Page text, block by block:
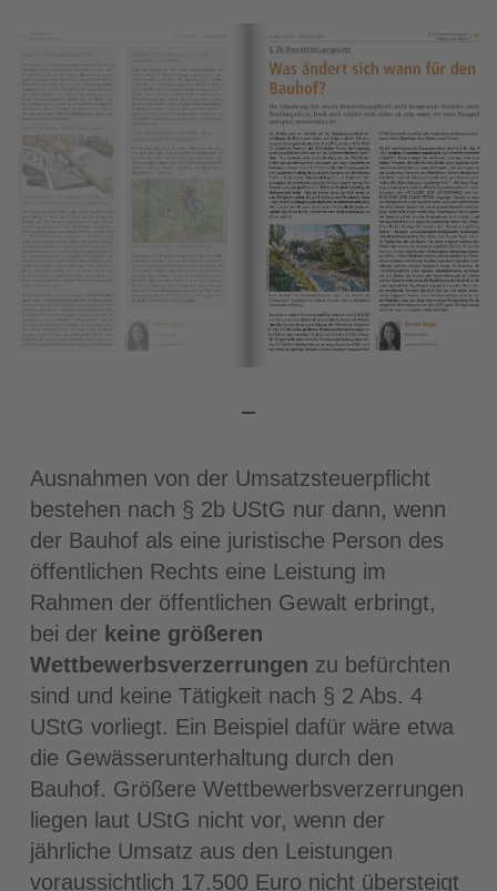
Ausnahmen von der Umsatzsteuerpflicht
bestehen nach § 2b UStG nur dann, wenn
der Bauhof als eine juristische Person des
öffentlichen Rechts eine Leistung im
Rahmen der öffentlichen Gewalt erbringt,
bei der keine größeren
Wettbewerbsverzerrungen zu befürchten
sind und keine Tätigkeit nach § 2 Abs. 4
UStG vorliegt. Ein Beispiel dafür wäre etwa
die Gewässerunterhaltung durch den
Bauhof. Größere Wettbewerbsverzerrungen
liegen laut UStG nicht vor, wenn der
jährliche Umsatz aus den Leistungen
voraussichtlich 17.500 Euro nicht übersteigt